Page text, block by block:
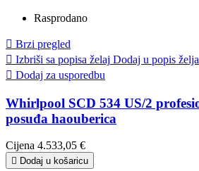
Rasprodano
 Brzi pregled
 Izbriši sa popisa želaj Dodaj u popis želja
 Dodaj za usporedbu
Whirlpool SCD 534 US/2
posuđa haouberica
Cijena 4.533,05 €
 Dodaj u košaricu